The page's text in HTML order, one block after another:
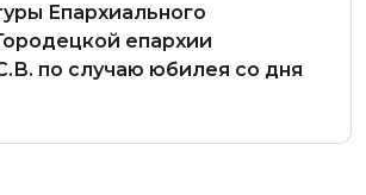
Епархиального
епархии
по случаю юбилея со дня